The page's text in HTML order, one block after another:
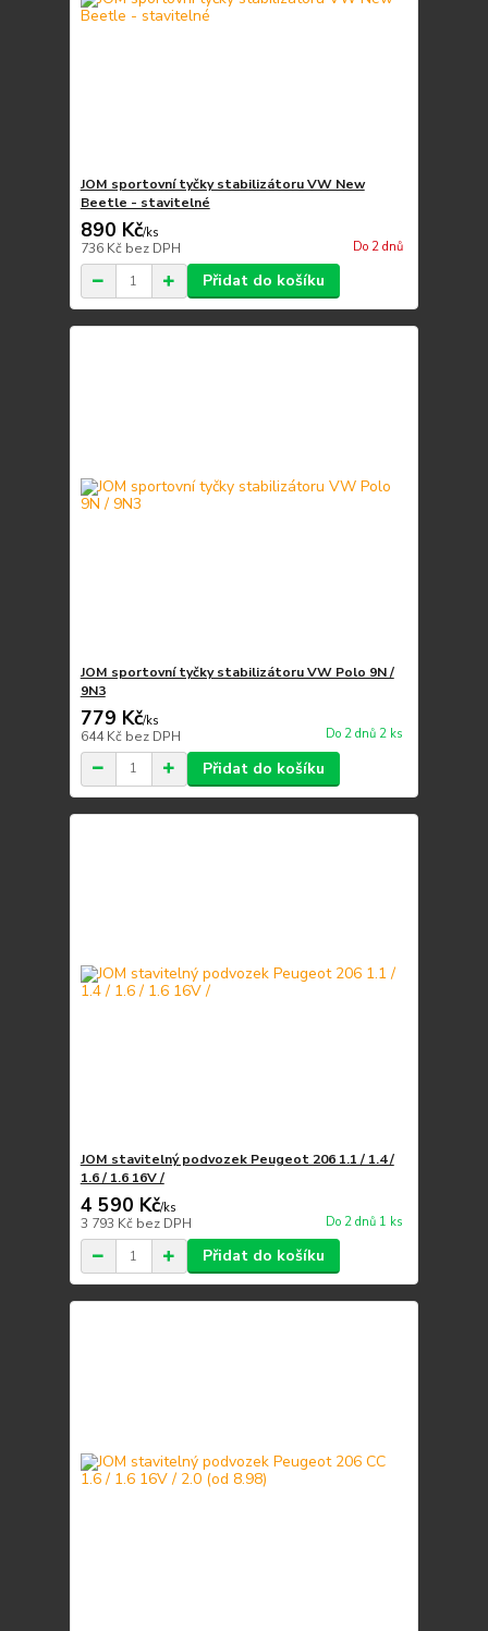
JOM sportovní tyčky stabilizátoru VW New
Beetle - stavitelné
890 Kč/ks
736 Kč bez DPH Do 2 dnů
Přidat do košíku
JOM sportovní tyčky stabilizátoru VW Polo 9N /
9N3
779 Kč/ks
644 Kč bez DPH Do 2 dnů 2 ks
Přidat do košíku
JOM stavitelný podvozek Peugeot 206 1.1 / 1.4 /
1.6 / 1.6 16V /
4 590 Kč/ks
3 793 Kč bez DPH Do 2 dnů 1 ks
Přidat do košíku